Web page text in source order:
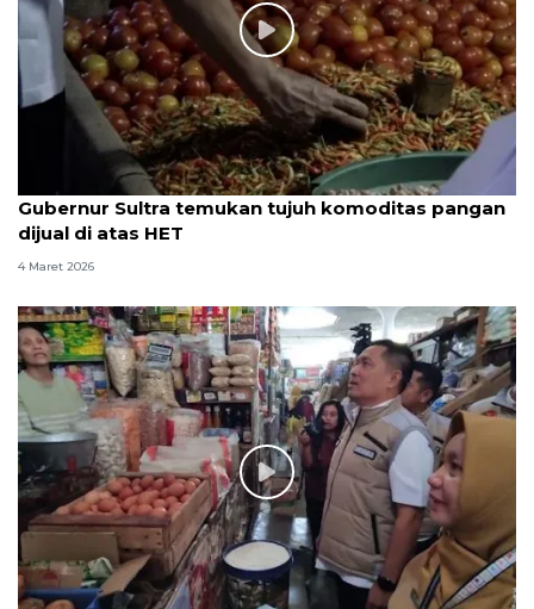
Gubernur Sultra temukan tujuh komoditas pangan
dijual di atas HET
4 Maret 2026